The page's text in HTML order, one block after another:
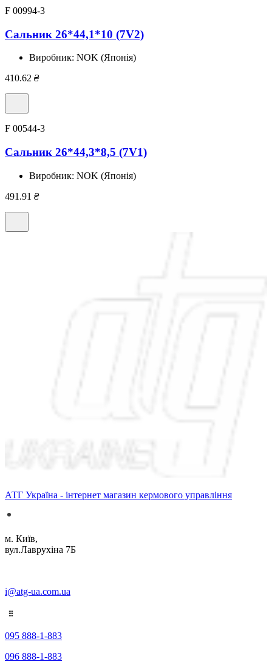
F 00994-3
Сальник 26*44,1*10 (7V2)
Виробник: NOK (Японія)
410.62 ₴
F 00544-3
Сальник 26*44,3*8,5 (7V1)
Виробник: NOK (Японія)
491.91 ₴
АТГ Україна - інтернет магазин кермового управління
м. Київ,
вул.Лаврухіна 7Б
i@atg-ua.com.ua
095 888-1-883
096 888-1-883